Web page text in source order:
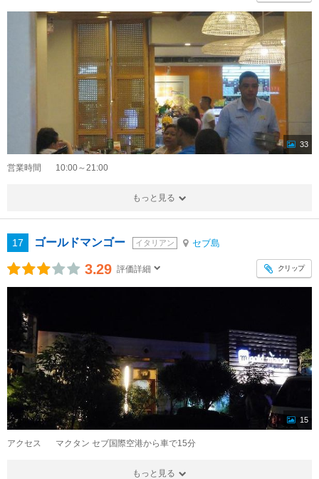
33
営業時間 10:00～21:00
もっと見る
17 ゴールドマンゴー イタリアン セブ島
3.29 評価詳細 クリップ
15
アクセス マクタン セブ国際空港から車で15分
もっと見る